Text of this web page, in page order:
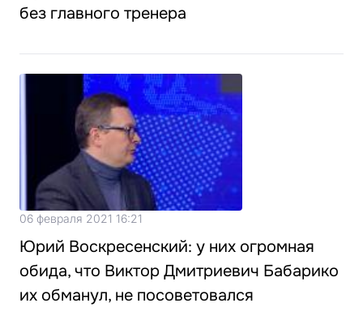
без главного тренера
06 февраля 2021 16:21
Юрий Воскресенский: у них огромная
обида, что Виктор Дмитриевич Бабарико
их обманул, не посоветовался